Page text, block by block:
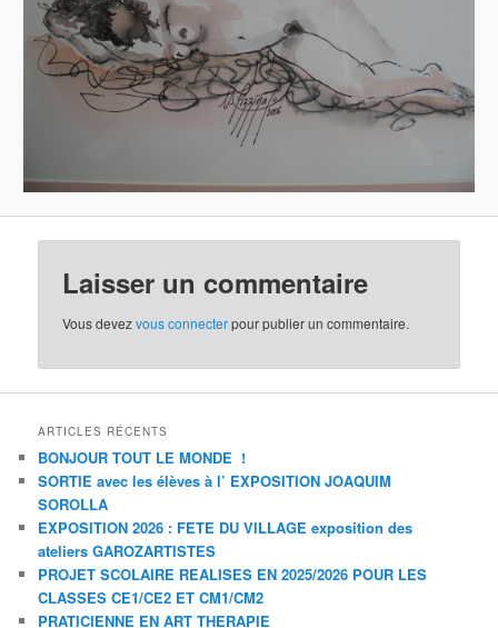
Laisser un commentaire
Vous devezvous connecterpour publier un commentaire.
ARTICLES RÉCENTS
BONJOUR TOUT LE MONDE !
SORTIE avec les élèves à l’ EXPOSITION JOAQUIM
SOROLLA
EXPOSITION 2026 : FETE DU VILLAGE exposition des
ateliers GAROZARTISTES
PROJET SCOLAIRE REALISES EN 2025/2026 POUR LES
CLASSES CE1/CE2 ET CM1/CM2
PRATICIENNE EN ART THERAPIE